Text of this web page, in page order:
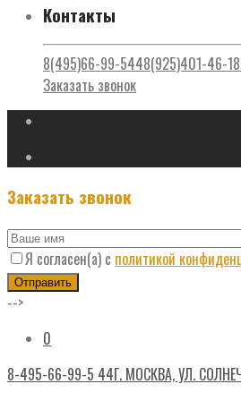
Контакты
8(495)66-99-5448(925)401-46-18
Заказать звонок
Заказать звонок
Я согласен(а) с политикой
-->
0
8-495-66-99-5 44Г. МОСКВА, УЛ.